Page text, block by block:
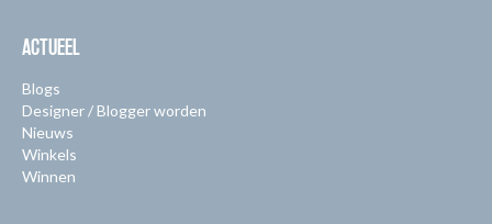
ACTUEEL
Blogs
Designer / Blogger worden
Nieuws
Winkels
Winnen